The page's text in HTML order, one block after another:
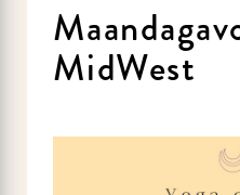
MidWest